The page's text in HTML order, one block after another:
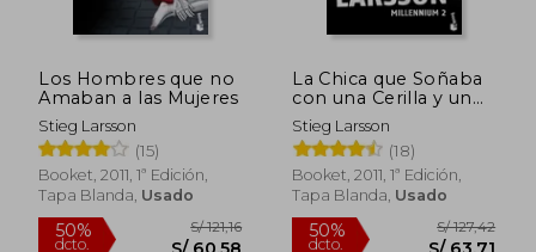
dcto.
S/ 134,93
S/ 74,21 dcto.
Los Hombres que no
Amaban a las Mujeres
Stieg Larsson
(15)
Booket, 2011, 1ª Edición,
Tapa Blanda, Usado
La Chica que Soñaba
con una Cerilla y un
Bidon de Gasolina
Stieg Larsson
(18)
Booket, 2011, 1ª Edición,
Tapa Blanda, Usado